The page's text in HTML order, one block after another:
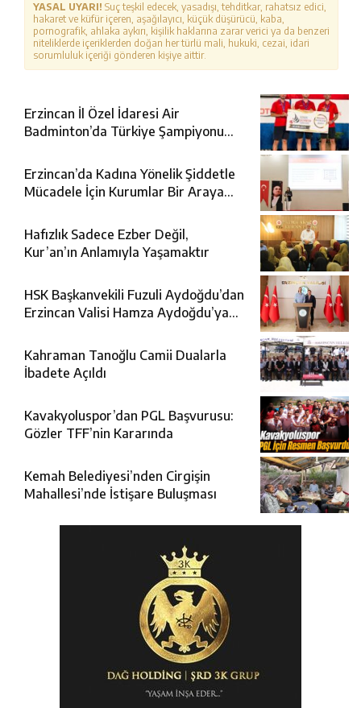
YASAL UYARI! Suç teşkil edecek, yasadışı, tehditkar, rahatsız edici,
hakaret ve küfür içeren, aşağılayıcı, küçük düşürücü, kaba,
pornografik, ahlaka aykırı, kişilik haklarına zarar verici ya da benzeri
niteliklerde içeriklerden doğan her türlü mali, hukuki, cezai, idari
sorumluluk içeriği gönderen kişiye aittir.
Erzincan İl Özel İdaresi Air
Badminton’da Türkiye Şampiyonu
Erzincan’da Kadına Yönelik Şiddetle
Mücadele İçin Kurumlar Bir Araya
Hafızlık Sadece Ezber Değil,
Kur’an’ın Anlamıyla Yaşamaktır
HSK Başkanvekili Fuzuli Aydoğdu’dan
Erzincan Valisi Hamza Aydoğdu’ya
Kahraman Tanoğlu Camii Dualarla
İbadete Açıldı
Kavakyoluspor’dan PGL Başvurusu:
Gözler TFF’nin Kararında
Kemah Belediyesi’nden Cirgişin
Mahallesi’nde İstişare Buluşması